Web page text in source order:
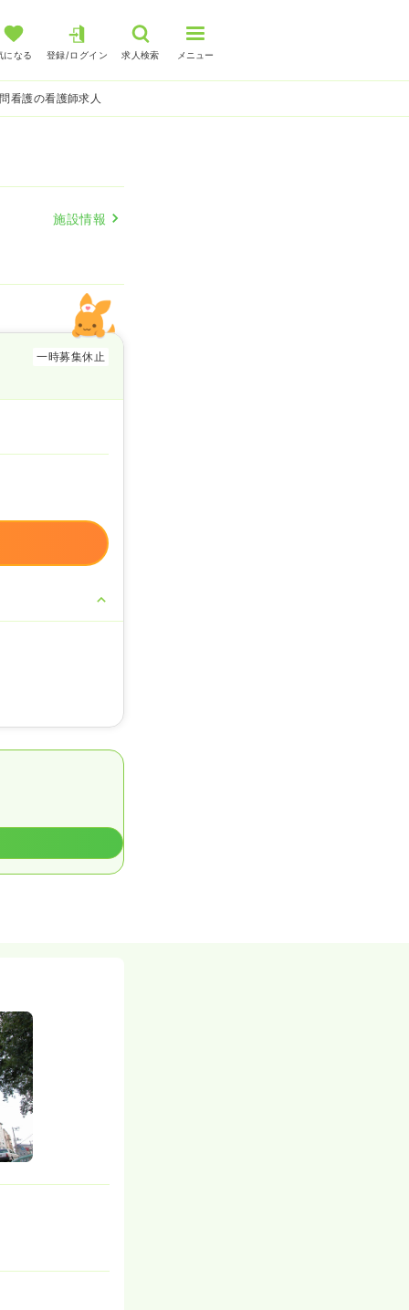
になる 登録/ログイン 求人検索 メニュー
看護の看護師求人
施設情報
一時募集休止